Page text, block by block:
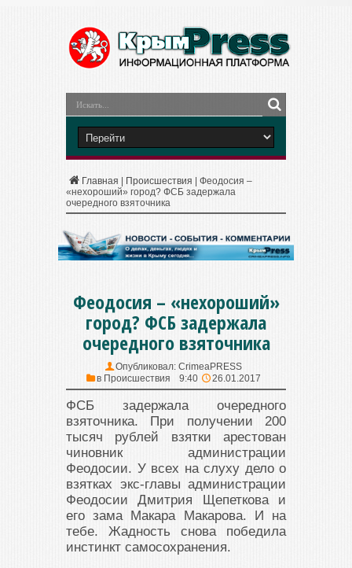
Главная Происшествия
Феодосия –
«нехороший» город? ФСБ задержала
очередного взяточника
Феодосия – «нехороший»
город? ФСБ задержала
очередного взяточника
Опубликовал: CrimeaPRESS
в Происшествия 9:40 26.01.2017
ФСБ задержала очередного
взяточника. При получении 200
тысяч рублей взятки арестован
чиновник администрации
Феодосии. У всех на слуху дело о
взятках экс-главы администрации
Феодосии Дмитрия Щепеткова и
его зама Макара Макарова. И на
тебе. Жадность снова победила
инстинкт самосохранения.